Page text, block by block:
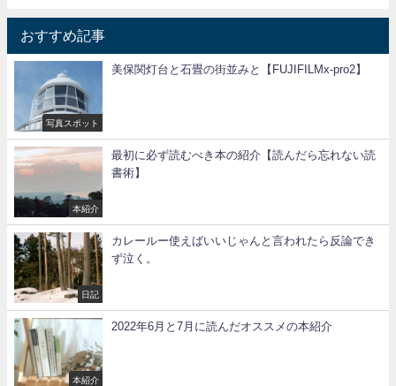
おすすめ記事
写真スポット
美保関灯台と石畳の街並みと【FUJIFILMx-pro2】
本紹介
最初に必ず読むべき本の紹介【読んだら忘れない読
書術】
日記
カレールー使えばいいじゃんと言われたら反論でき
ず泣く。
本紹介
2022年6月と7月に読んだオススメの本紹介